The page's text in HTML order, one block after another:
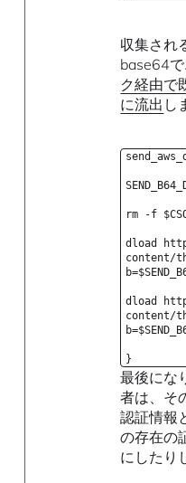
収集され
base64で
ク経由で
に流出 し
rm -f
dload
content/
dload
content/
}
最後にな
者は、そ
認証情報
の存在の
にしたり